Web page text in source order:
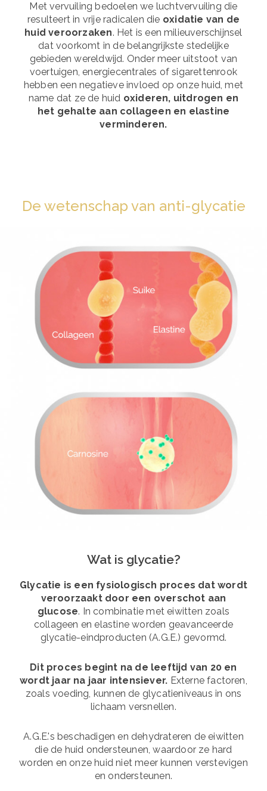
Met vervuiling bedoelen we luchtvervuiling die
resulteert in vrije radicalen die oxidatie van de
huid veroorzaken. Het is een milieuverschijnsel
dat voorkomt in de belangrijkste stedelijke
gebieden wereldwijd. Onder meer uitstoot van
voertuigen, energiecentrales of sigarettenrook
hebben een negatieve invloed op onze huid, met
name dat ze de huid oxideren, uitdrogen en
het gehalte aan collageen en elastine
verminderen.
De wetenschap van anti-glycatie
Wat is glycatie?
Glycatie is een fysiologisch proces dat wordt
veroorzaakt door een overschot aan
glucose. In combinatie met eiwitten zoals
collageen en elastine worden geavanceerde
glycatie-eindproducten (A.G.E.) gevormd.
Dit proces begint na de leeftijd van 20 en
wordt jaar na jaar intensiever. Externe factoren,
zoals voeding, kunnen de glycatieniveaus in ons
lichaam versnellen.
A.G.E.'s beschadigen en dehydrateren de eiwitten
die de huid ondersteunen, waardoor ze hard
worden en onze huid niet meer kunnen verstevigen
en ondersteunen.